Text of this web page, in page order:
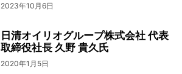
2023年10月6日
日清オイリオグループ株式会社 代表
取締役社長 久野 貴久氏
2020年1月5日